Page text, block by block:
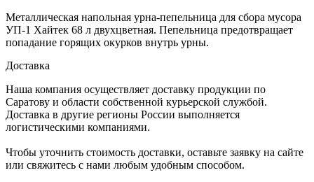
Металлическая напольная урна-пепельница для сбора мусора
УП-1 Хайтек 68 л двухцветная. Пепельница предотвращает
попадание горящих окурков внутрь урны.
Доставка
Наша компания осуществляет доставку продукции по
Саратову и области собственной курьерской службой.
Доставка в другие регионы России выполняется
логистическими компаниями.
Чтобы уточнить стоимость доставки, оставьте заявку на сайте
или свяжитесь с нами любым удобным способом.